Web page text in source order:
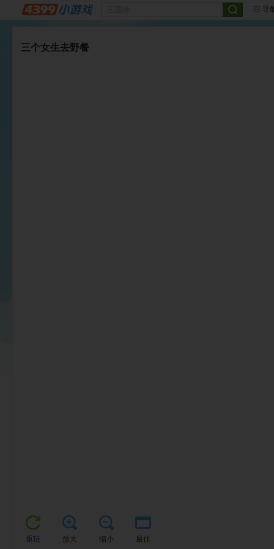
导
三个女生去野餐
重玩 放大 缩小 最佳